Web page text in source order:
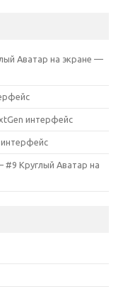
Аватар на экране —
интерфейс
#9 Круглый Аватар на